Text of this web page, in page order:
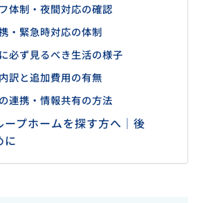
体制・夜間対応の確認
・緊急時対応の体制
必ず見るべき生活の様子
訳と追加費用の有無
連携・情報共有の方法
ープホームを探す方へ｜後
に